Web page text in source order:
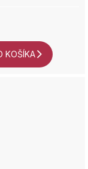
KOŠÍKA